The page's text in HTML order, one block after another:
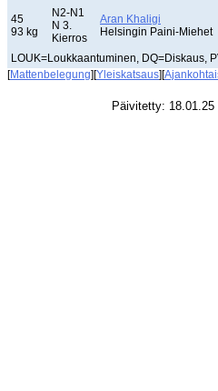
45
93 kg
N2-N1
N 3.
Kierros
Aran Khaligi
Helsingin Paini-Miehet
LOUK=Loukkaantuminen, DQ=Diskaus,
[Mattenbelegung][Yleiskatsaus][
Päivitetty: 18.01.25